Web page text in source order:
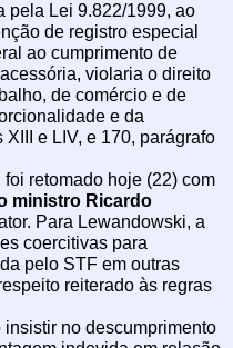
pela Lei 9.822/1999, ao
de registro especial
ao cumprimento de
violaria o direito
de comércio e de
e da
e LIV, e 170, parágrafo
retomado hoje (22) com
ministro Ricardo
Para Lewandowski, a
coercitivas para
pelo STF em outras
reiterado às regras
no descumprimento